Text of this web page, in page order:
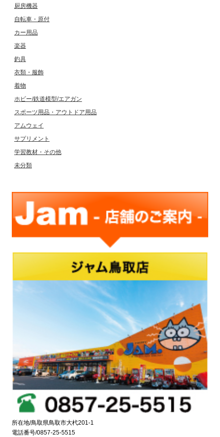
厨房機器
自転車・原付
カー用品
楽器
釣具
衣類・服飾
着物
ホビー/鉄道模型/エアガン
スポーツ用品・アウトドア用品
アムウェイ
サプリメント
学習教材・その他
未分類
所在地/鳥取県鳥取市大杙201-1
電話番号/0857-25-5515